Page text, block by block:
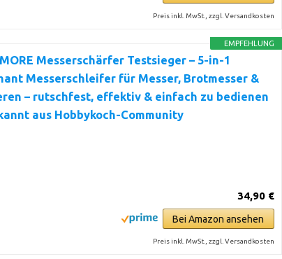
Preis inkl. MwSt., zzgl. Versandkosten
EMPFEHLUNG
Messerschärfer Testsieger – 5-in-1
Messerschleifer für Messer, Brotmesser &
– rutschfest, effektiv & einfach zu bedienen
aus Hobbykoch-Community
34,90 €
Bei Amazon ansehen
Preis inkl. MwSt., zzgl. Versandkosten